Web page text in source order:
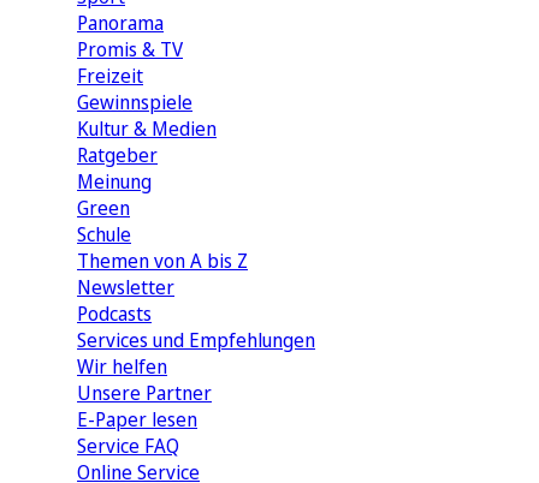
Panorama
Promis & TV
Freizeit
Gewinnspiele
Kultur & Medien
Ratgeber
Meinung
Green
Schule
Themen von A bis Z
Newsletter
Podcasts
Services und Empfehlungen
Wir helfen
Unsere Partner
E-Paper lesen
Service FAQ
Online Service